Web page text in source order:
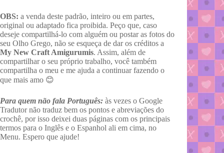
OBS: a venda deste padrão, inteiro ou em partes,
original ou adaptado fica proibida. Peço que, caso
deseje compartilhá-lo com alguém ou postar as fotos do
seu Olho Grego, não se esqueça de dar os créditos a
My New Craft Amigurumis. Assim, além de
compartilhar o seu próprio trabalho, você também
compartilha o meu e me ajuda a continuar fazendo o
que mais amo 😊
Para quem não fala Português: às vezes o Google
Tradutor não traduz bem os pontos e abreviações do
crochê, por isso deixei duas páginas com os principais
termos para o Inglês e o Espanhol ali em cima, no
Menu. Espero que ajude!